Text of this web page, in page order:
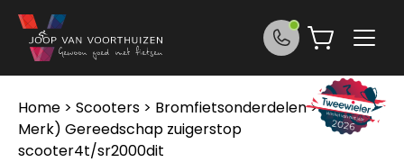
Ga naar de inhoud
Home > Scooters > Bromfietsonderdelen> (geen
Merk) Gereedschap zuigerstop
scooter4t/sr2000dit